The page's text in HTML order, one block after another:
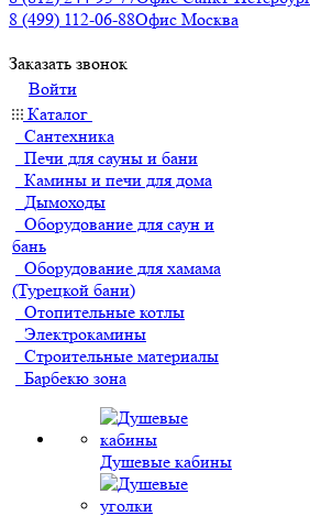
8 (499) 112-06-88Офис Москва
Заказать звонок
Войти
Каталог
Сантехника
Печи для сауны и бани
Камины и печи для дома
Дымоходы
Оборудование для саун и
бань
Оборудование для хамама
(Турецкой бани)
Отопительные котлы
Электрокамины
Строительные материалы
Барбекю зона
Душевые кабины